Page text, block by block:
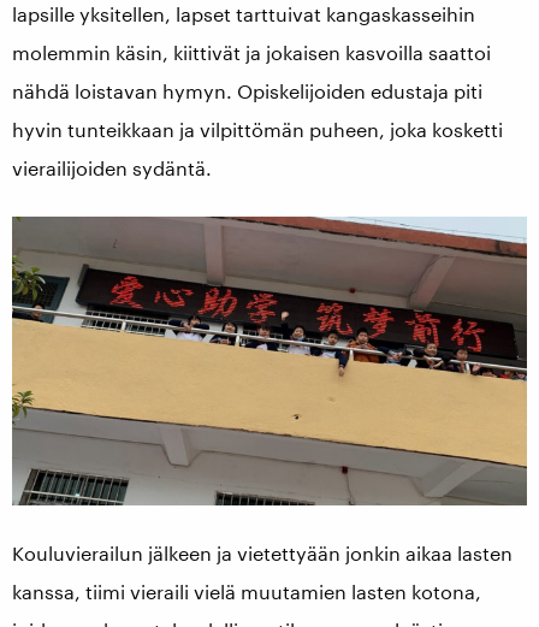
lapsille yksitellen, lapset tarttuivat kangaskasseihin
molemmin käsin, kiittivät ja jokaisen kasvoilla saattoi
nähdä loistavan hymyn. Opiskelijoiden edustaja piti
hyvin tunteikkaan ja vilpittömän puheen, joka kosketti
vierailijoiden sydäntä.
Kouluvierailun jälkeen ja vietettyään jonkin aikaa lasten
kanssa, tiimi vieraili vielä muutamien lasten kotona,